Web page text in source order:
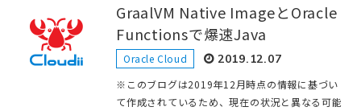
GraalVM Native ImageとOracle
Functionsで爆速Java
Oracle Cloud 2019.12.07
※このブログは2019年12月時点の情報に基づい
て作成されているため、現在の状況と異なる可能